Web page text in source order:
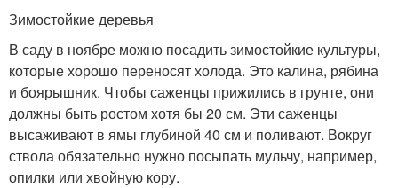
Зимостойкие деревья
В саду в ноябре можно посадить зимостойкие культуры,
которые хорошо переносят холода. Это калина, рябина
и боярышник. Чтобы саженцы прижились в грунте, они
должны быть ростом хотя бы 20 см. Эти саженцы
высаживают в ямы глубиной 40 см и поливают. Вокруг
ствола обязательно нужно посыпать мульчу, например,
опилки или хвойную кору.